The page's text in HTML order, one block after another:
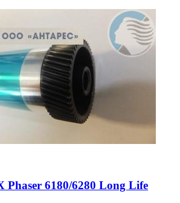
Phaser 6180/6280 Long Life